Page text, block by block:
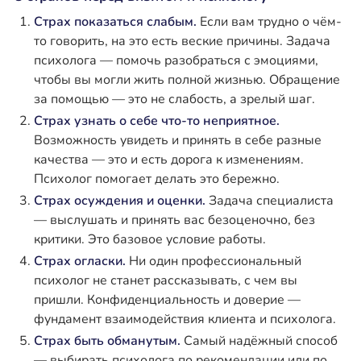
Страх показаться слабым. Если вам трудно о чём-
то говорить, на это есть веские причины. Задача
психолога — помочь разобраться с эмоциями,
чтобы вы могли жить полной жизнью. Обращение
за помощью — это не слабость, а зрелый шаг.
Страх узнать о себе что-то неприятное.
Возможность увидеть и принять в себе разные
качества — это и есть дорога к изменениям.
Психолог помогает делать это бережно.
Страх осуждения и оценки. Задача специалиста
— выслушать и принять вас безоценочно, без
критики. Это базовое условие работы.
Страх огласки. Ни один профессиональный
психолог не станет рассказывать, с чем вы
пришли. Конфиденциальность и доверие —
фундамент взаимодействия клиента и психолога.
Страх быть обманутым. Самый надёжный способ